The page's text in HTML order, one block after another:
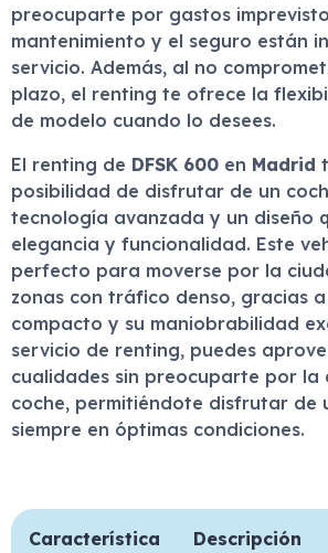
preocuparte por gastos
mantenimiento y el seguro están
servicio. Además, al no
plazo, el renting te ofrece la
de modelo cuando lo desees.
El renting de DFSK 600 en Madrid
posibilidad de disfrutar de un
tecnología avanzada y un diseño
elegancia y funcionalidad. Este
perfecto para moverse por la
zonas con tráfico denso, gracias
compacto y su maniobrabilidad
servicio de renting, puedes
cualidades sin preocuparte por la
coche, permitiéndote disfrutar de
siempre en óptimas condiciones.
Característica Descripción